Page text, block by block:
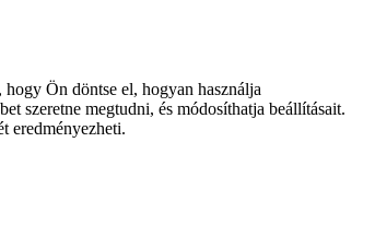
Ön döntse el, hogyan használja
szeretne megtudni, és módosíthatja beállításait.
eredményezheti.